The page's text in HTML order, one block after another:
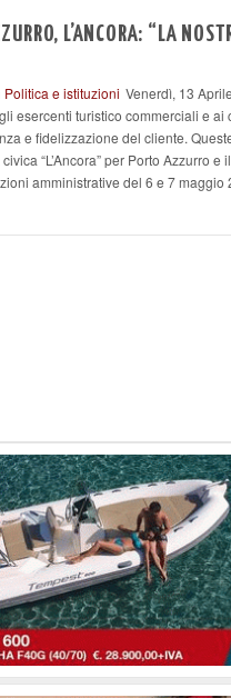
L’ANCORA: “LA
Politica e istituzioni Venerdì, 13
esercenti turistico commerciali e
e fidelizzazione del cliente.
“L’Ancora” per Porto Azzurro
amministrative del 6 e 7 maggio